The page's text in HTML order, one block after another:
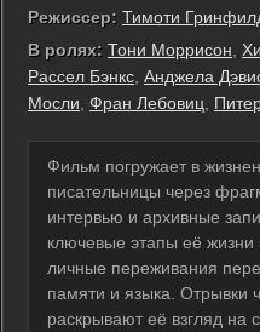
Режиссер: Тимоти
В ролях: Тони Моррисон
Рассел Бэнкс Анджела
Мосли Фран Лебовиц
Фильм погружает в
писательницы через
интервью и архивные
ключевые этапы её жизни
личные переживания
памяти и языка. Отрывки
раскрывают её взгляд на